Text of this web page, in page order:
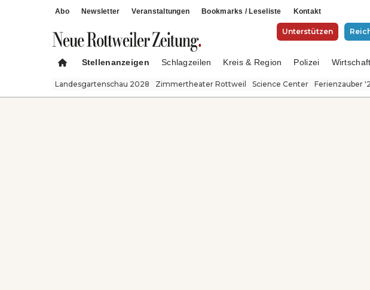
Abo Newsletter Veranstaltungen Bookmarks / Leseliste Kontakt
Unterstützen
Stellenanzeigen Schlagzeilen Kreis & Region Polizei Wirtschaft
Landesgartenschau 2028 Zimmertheater Rottweil Science Center Ferienzauber